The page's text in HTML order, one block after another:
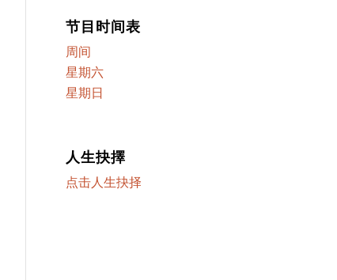
节目时间表
周间
星期六
星期日
人生抉擇
点击人生抉择